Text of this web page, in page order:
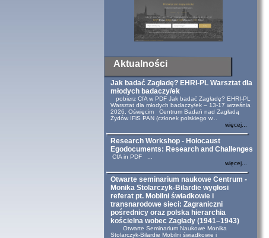
Aktualności
Jak badać Zagładę? EHRI-PL Warsztat dla
młodych badaczy/ek
pobierz CfA w PDF Jak badać Zagładę? EHRI-PL
Warsztat dla młodych badaczy/ek – 13-17 września
2026, Oświęcim Centrum Badań nad Zagładą
Żydów IFiS PAN (członek polskiego w...
więcej...
Research Workshop - Holocaust
Egodocuments: Research and Challenges
CfA in PDF ...
więcej...
Otwarte seminarium naukowe Centrum -
Monika Stolarczyk-Bilardie wygłosi
referat pt. Mobilni świadkowie i
transnarodowe sieci: Zagraniczni
pośrednicy oraz polska hierarchia
kościelna wobec Zagłady (1941–1943)
Otwarte Seminarium Naukowe Monika
Stolarczyk-Bilardie Mobilni świadkowie i